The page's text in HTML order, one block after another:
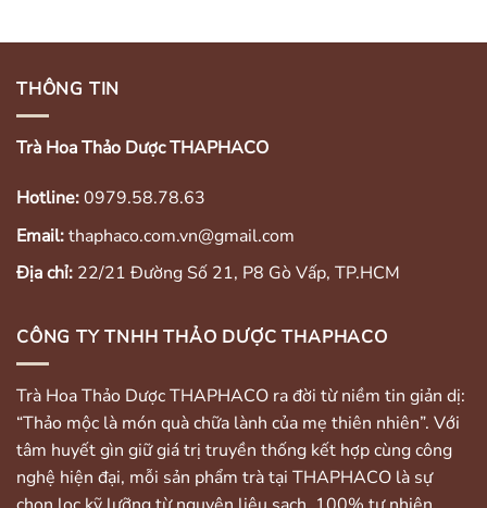
THÔNG TIN
Trà Hoa Thảo Dược THAPHACO
Hotline:0979.58.78.63
Email:thaphaco.com.vn@gmail.com
Địa chỉ: 22/21 Đường Số 21, P8 Gò Vấp, TP.HCM
CÔNG TY TNHH THẢO DƯỢC THAPHACO
Trà Hoa Thảo Dược THAPHACO ra đời từ niềm tin giản dị:
“Thảo mộc là món quà chữa lành của mẹ thiên nhiên”. Với
tâm huyết gìn giữ giá trị truyền thống kết hợp cùng công
nghệ hiện đại, mỗi sản phẩm trà tại THAPHACO là sự